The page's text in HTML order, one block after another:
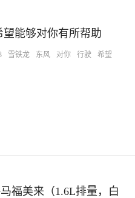
能够对你有所帮助
雪铁龙 东风 对你 行驶 希望
福美来（1.6L排量，白